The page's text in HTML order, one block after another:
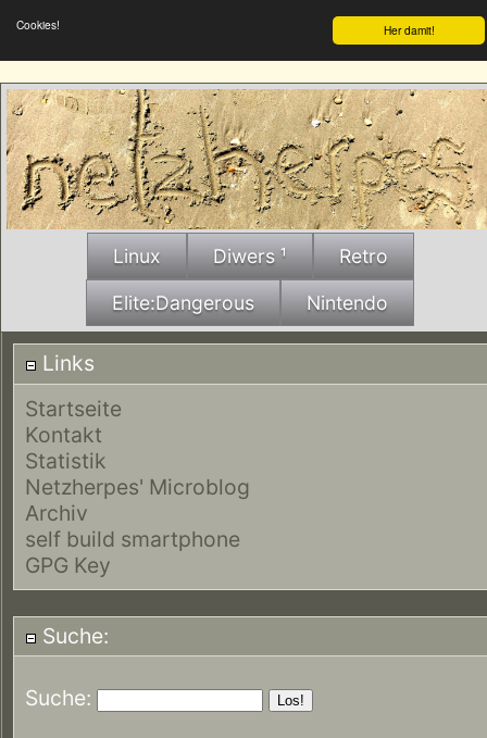
Her damit!
Cookies!
Linux Diwers ¹ Retro
Elite:Dangerous Nintendo
Links
Startseite
Kontakt
Statistik
Netzherpes' Microblog
Archiv
self build smartphone
GPG Key
Suche:
Suche: